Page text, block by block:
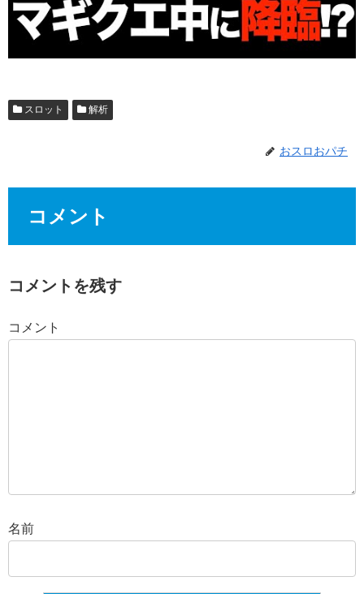
スロット 解析
おスロおパチ
コメント
コメントを残す
コメント
名前